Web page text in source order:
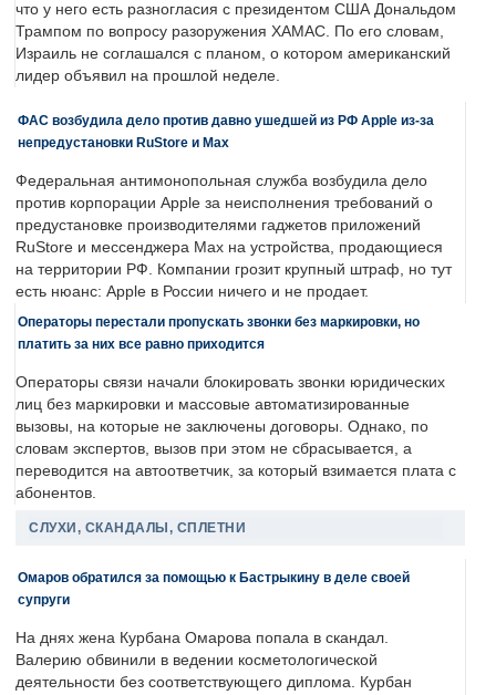
что у него есть разногласия с президентом США Дональдом
Трампом по вопросу разоружения ХАМАС. По его словам,
Израиль не соглашался с планом, о котором американский
лидер объявил на прошлой неделе.
ФАС возбудила дело против давно ушедшей из РФ Apple из-за
непредустановки RuStore и Max
Федеральная антимонопольная служба возбудила дело
против корпорации Apple за неисполнения требований о
предустановке производителями гаджетов приложений
RuStore и мессенджера Max на устройства, продающиеся
на территории РФ. Компании грозит крупный штраф, но тут
есть нюанс: Apple в России ничего и не продает.
Операторы перестали пропускать звонки без маркировки, но
платить за них все равно приходится
Операторы связи начали блокировать звонки юридических
лиц без маркировки и массовые автоматизированные
вызовы, на которые не заключены договоры. Однако, по
словам экспертов, вызов при этом не сбрасывается, а
переводится на автоответчик, за который взимается плата с
абонентов.
СЛУХИ, СКАНДАЛЫ, СПЛЕТНИ
Омаров обратился за помощью к Бастрыкину в деле своей
супруги
На днях жена Курбана Омарова попала в скандал.
Валерию обвинили в ведении косметологической
деятельности без соответствующего диплома. Курбан